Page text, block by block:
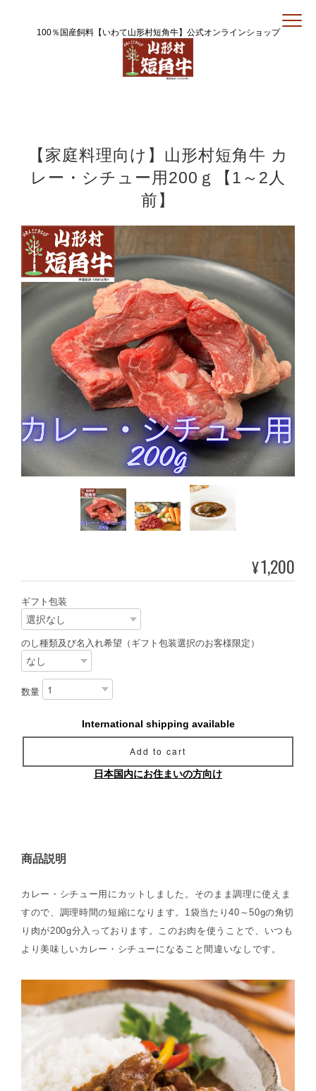
100％国産飼料【いわて山形村短角牛】公式オンラインショップ
【家庭料理向け】山形村短角牛 カ
レー・シチュー用200ｇ【1～2人
前】
¥1,200
ギフト包装
のし種類及び名入れ希望（ギフト包装選択のお客様限定）
数量
International shipping available
Add to cart
日本国内にお住まいの方向け
商品説明
カレー・シチュー用にカットしました。そのまま調理に使えま
すので、調理時間の短縮になります。1袋当たり40～50gの角切
り肉が200g分入っております。このお肉を使うことで、いつも
より美味しいカレー・シチューになること間違いなしです。